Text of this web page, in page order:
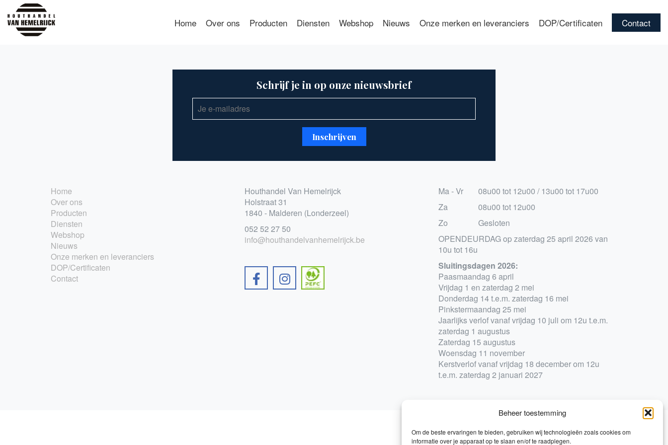
Beheer toestemming
Om de beste ervaringen te bieden, gebruiken wij technologieën zoals cookies om
informatie over je apparaat op te slaan en/of te raadplegen.
Home Over ons Producten Diensten Webshop Nieuws Onze merken en leveranciers DOP/Certificaten Contact
Schrijf je in op onze nieuwsbrief
Home
Over ons
Producten
Diensten
Webshop
Nieuws
Onze merken en leveranciers
DOP/Certificaten
Contact
Houthandel Van Hemelrijck
Holstraat 31
1840 - Malderen (Londerzeel)
052 52 27 50
info@houthandelvanhemelrijck.be
Ma - Vr
08u00 tot 12u00 / 13u00 tot 17u00
Za
08u00 tot 12u00
Zo
Gesloten
OPENDEURDAG op zaterdag 25 april 2026 van
10u tot 16u
Sluitingsdagen 2026:
Paasmaandag 6 april
Vrijdag 1 en zaterdag 2 mei
Donderdag 14 t.e.m. zaterdag 16 mei
Pinkstermaandag 25 mei
Jaarlijks verlof vanaf vrijdag 10 juli om 12u t.e.m.
zaterdag 1 augustus
Zaterdag 15 augustus
Woensdag 11 november
Kerstverlof vanaf vrijdag 18 december om 12u
t.e.m. zaterdag 2 januari 2027
0